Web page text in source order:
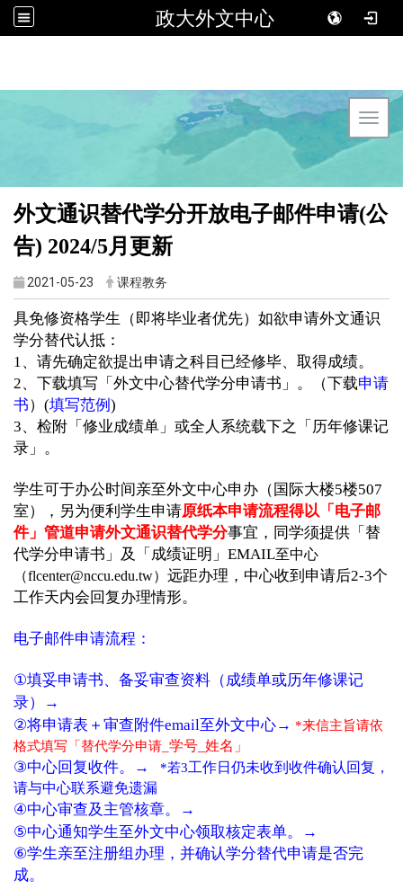
政大外文中心
外文通识替代学分开放电子邮件申请(公
告) 2024/5月更新
2021-05-23 课程教务
具免修资格学生（即将毕业者优先）如欲申请外文通识
学分替代认抵：
1、请先确定欲提出申请之科目已经修毕、取得成绩。
2、下载填写「外文中心替代学分申请书」。（下载申请
书）(填写范例 )
3、检附「修业成绩单」或全人系统载下之「历年修课记
录」。
学生可于办公时间亲至外文中心申办（国际大楼5楼507
室），另为便利学生申请原纸本申请流程得以「电子邮
件」管道申请外文通识替代学分事宜，同学须提供「替
代学分申请书」及「成绩证明」EMAIL至中心
（flcenter@nccu.edu.tw） 远距办理，中心收到申请后2-3个
工作天内会回复办理情形。
电子邮件申请流程：
①填妥申请书、备妥审查资料（成绩单或历年修课记
录）
→
②将申请表＋审查附件email至外文中心→ *来信主旨请依
格式填写「替代学分申请_ 学号_姓名」
③中心回复收件。 → *若3工作日仍未收到收件确认回复，
请与中心联系避免遗漏
④中心审查及主管核章。 →
⑤中心通知学生至外文中心领取核定表单。 →
⑥学生亲至注册组办理，并确认学分替代申请是否完
成。